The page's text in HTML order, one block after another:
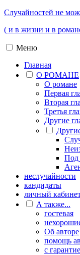
Случайностей не
( и в жизни и в
Меню
Главная
О РОМАНЕ
О романе
Первая
Вторая
Третья
Другие
Под
неслучайности
кандидаты
личный
А также...
гостевая
Об авторе
помощь
с